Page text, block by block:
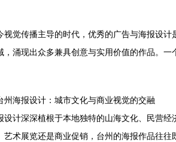
视觉传播主导的时代，优秀的广告与海报设
，涌现出众多兼具创意与实用价值的作品。
州海报设计：城市文化与商业视觉的交融
设计深深植根于本地独特的山海文化、民营
艺术展览还是商业促销，台州的海报作品往